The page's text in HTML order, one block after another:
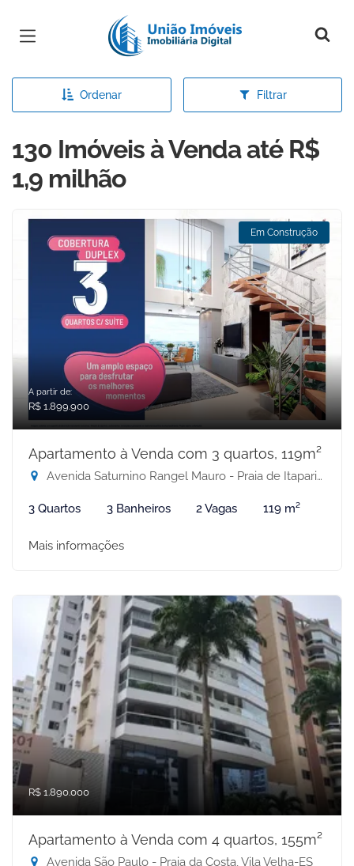
Página inicial
Ordenar Filtrar
130 Imóveis à Venda até R$
1,9 milhão
Em Construção
A partir de:
R$ 1.899.900
Apartamento à Venda com 3 quartos, 119m²
Avenida Saturnino Rangel Mauro - Praia de Itaparica, Vila Velha-ES
3 Quartos 3 Banheiros 2 Vagas 119 m²
Mais informações
R$ 1.890.000
Apartamento à Venda com 4 quartos, 155m²
Avenida São Paulo - Praia da Costa, Vila Velha-ES